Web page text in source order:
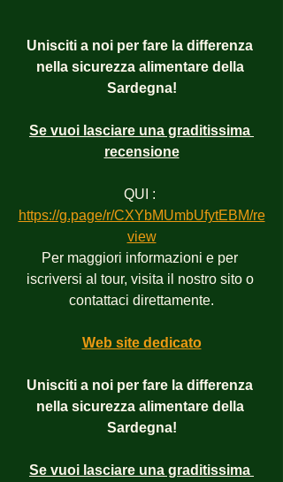
Unisciti a noi per fare la differenza
nella sicurezza alimentare della
Sardegna!
Se vuoi lasciare una graditissima
recensione
QUI :
https://g.page/r/CXYbMUmbUfytEBM/re
view
Per maggiori informazioni e per
iscriversi al tour, visita il nostro sito o
contattaci direttamente.
Web site dedicato
Unisciti a noi per fare la differenza
nella sicurezza alimentare della
Sardegna!
Se vuoi lasciare una graditissima